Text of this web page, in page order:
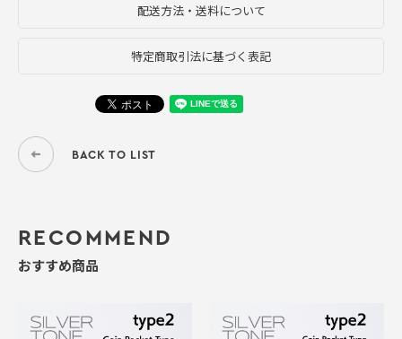
配送方法・送料について
特定商取引法に基づく表記
BACK TO LIST
RECOMMEND
おすすめ商品